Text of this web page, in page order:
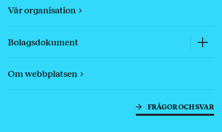
Vår organisation
Bolagsdokument
Om webbplatsen
FRÅGOR OCH SVAR